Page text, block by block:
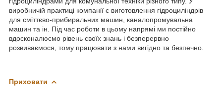
виробничій практиці компанії є виготовлення гідроциліндрів
для сміттєво-прибиральних машин, каналопромувальна
машин та ін. Під час роботи в цьому напрямі ми постійно
вдосконалюємо рівень своїх знань і безперервно
розвиваємося, тому працювати з нами вигідно та безпечно.
Приховати